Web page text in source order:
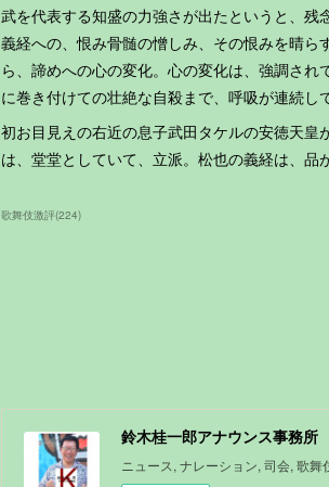
武を代表する知盛の力強さが出たというと、
義経への、恨み骨髄の憎しみ、その恨みを晴
ら、諦めへの心の変化。心の変化は、強調さ
に巻き付けての壮絶な自殺まで、呼吸が連続し
初お目見えの右近の息子武田タケルの安徳天
は、堂堂としていて、立派。松也の義経は、品
歌舞伎激評(224)
鈴木桂一郎アナウンス事務所
ニュース, ナレーション, 司会, 歌